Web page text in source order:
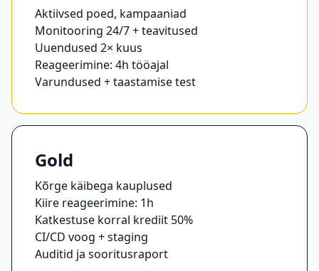
Aktiivsed poed, kampaaniad
Monitooring 24/7 + teavitused
Uuendused 2× kuus
Reageerimine: 4h tööajal
Varundused + taastamise test
Gold
Kõrge käibega kauplused
Kiire reageerimine: 1h
Katkestuse korral krediit 50%
CI/CD voog + staging
Auditid ja sooritusraport